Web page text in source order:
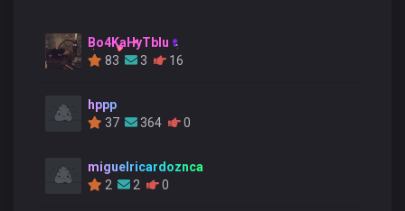
Bo4KaHyTblu
83
3 16
hppp
37
364 0
miguelricardoznca
2
2 0